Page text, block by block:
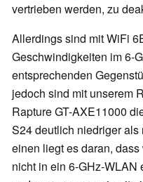
vertrieben werden, zu
Allerdings sind mit WiFi
Geschwindigkeiten im 6-
entsprechenden
jedoch sind mit unserem
Rapture GT-AXE11000
S24 deutlich niedriger als
einen liegt es daran,
nicht in ein 6-GHz-